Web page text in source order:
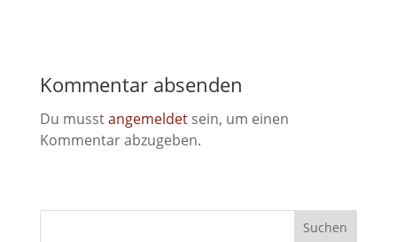
Kommentar absenden
Du musstangemeldetsein, um einen
Kommentar abzugeben.